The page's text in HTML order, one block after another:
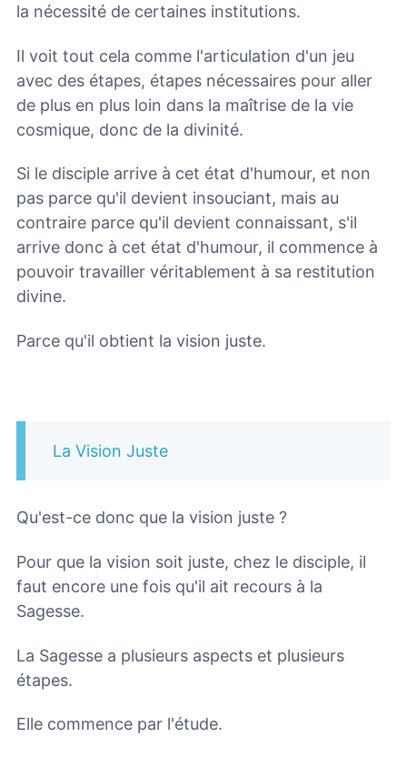
la nécessité de certaines institutions.
Il voit tout cela comme l'articulation d'un jeu
avec des étapes, étapes nécessaires pour aller
de plus en plus loin dans la maîtrise de la vie
cosmique, donc de la divinité.
Si le disciple arrive à cet état d'humour, et non
pas parce qu'il devient insouciant, mais au
contraire parce qu'il devient connaissant, s'il
arrive donc à cet état d'humour, il commence à
pouvoir travailler véritablement à sa restitution
divine.
Parce qu'il obtient la vision juste.
La Vision Juste
Qu'est-ce donc que la vision juste ?
Pour que la vision soit juste, chez le disciple, il
faut encore une fois qu'il ait recours à la
Sagesse.
La Sagesse a plusieurs aspects et plusieurs
étapes.
Elle commence par l'étude.